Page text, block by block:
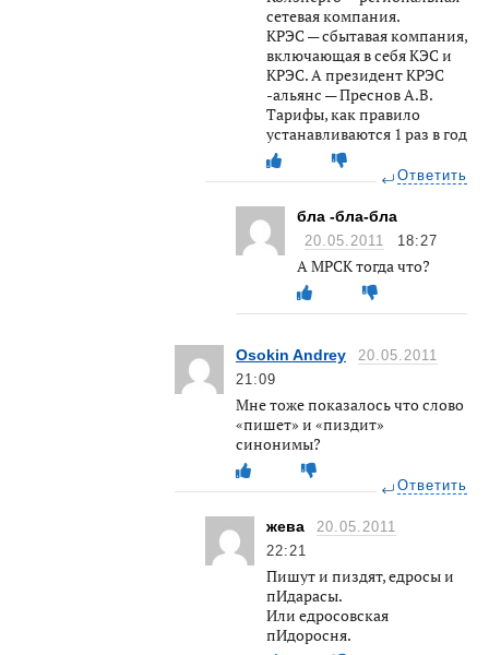
сетевая компания.
КРЭС — сбытавая компания,
включающая в себя КЭС и
КРЭС. А президент КРЭС
-альянс — Преснов А.В.
Тарифы, как правило
устанавливаются 1 раз в год
Ответить
бла -бла-бла
20.05.2011 18:27
А МРСК тогда что?
Osokin Andrey
20.05.2011
21:09
Мне тоже показалось что слово
«пишет» и «пиздит»
синонимы?
Ответить
жева
20.05.2011
22:21
Пишут и пиздят, едросы и
пИдарасы.
Или едросовская
пИдоросня.